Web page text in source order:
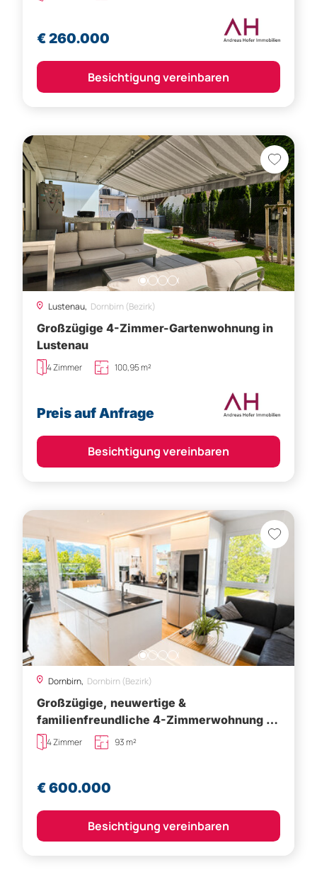
€ 260.000
Besichtigung vereinbaren
Lustenau, Dornbirn (Bezirk)
Großzügige 4-Zimmer-Gartenwohnung in
Lustenau
4 Zimmer 100,95 m²
Preis auf Anfrage
Besichtigung vereinbaren
Dornbirn, Dornbirn (Bezirk)
Großzügige, neuwertige &
familienfreundliche 4-Zimmerwohnung in
guter Lage in Dornbirn zum Verkauf!
4 Zimmer 93 m²
€ 600.000
Besichtigung vereinbaren